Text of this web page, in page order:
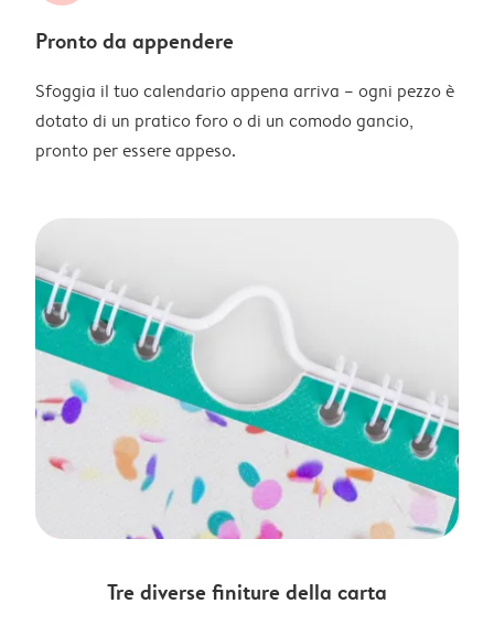
Pronto da appendere
Sfoggia il tuo calendario appena arriva – ogni pezzo è
dotato di un pratico foro o di un comodo gancio,
pronto per essere appeso.
Tre diverse finiture della carta